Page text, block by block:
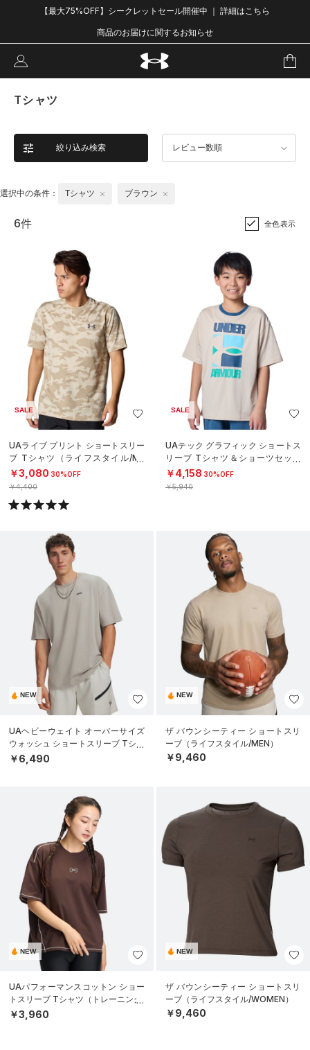
【最大75%OFF】シークレットセール開催中 ｜ 詳細はこちら
商品のお届けに関するお知らせ
Tシャツ
絞り込み検索 レビュー数順
選択中の条件： Tシャツ ブラウン
6件 全色表示
SALE
UAライブ プリント ショートスリー
ブ Tシャツ（ライフスタイル/ME
N）
￥3,080 30%OFF
￥4,400
SALE
UAテック グラフィック ショートス
リーブ Tシャツ＆ショーツセット
（トレーニング/BOYS）
￥4,158 30%OFF
￥5,940
NEW
UAヘビーウェイト オーバーサイズ
ウォッシュ ショートスリーブ Tシャ
ツ（ライフスタイル/MEN）
￥6,490
NEW
ザ バウンシーティー ショートスリ
ーブ（ライフスタイル/MEN）
￥9,460
NEW
UAパフォーマンスコットン ショー
トスリーブ Tシャツ（トレーニング/
WOMEN）
￥3,960
NEW
ザ バウンシーティー ショートスリ
ーブ（ライフスタイル/WOMEN）
￥9,460